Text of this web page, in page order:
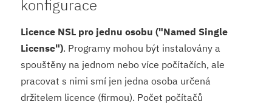
konfigurace
Licence NSL pro jednu osobu ("Named Single
License"). Programy mohou být instalovány a
spouštěny na jednom nebo více počítačích, ale
pracovat s nimi smí jen jedna osoba určená
držitelem licence (firmou). Počet počítačů